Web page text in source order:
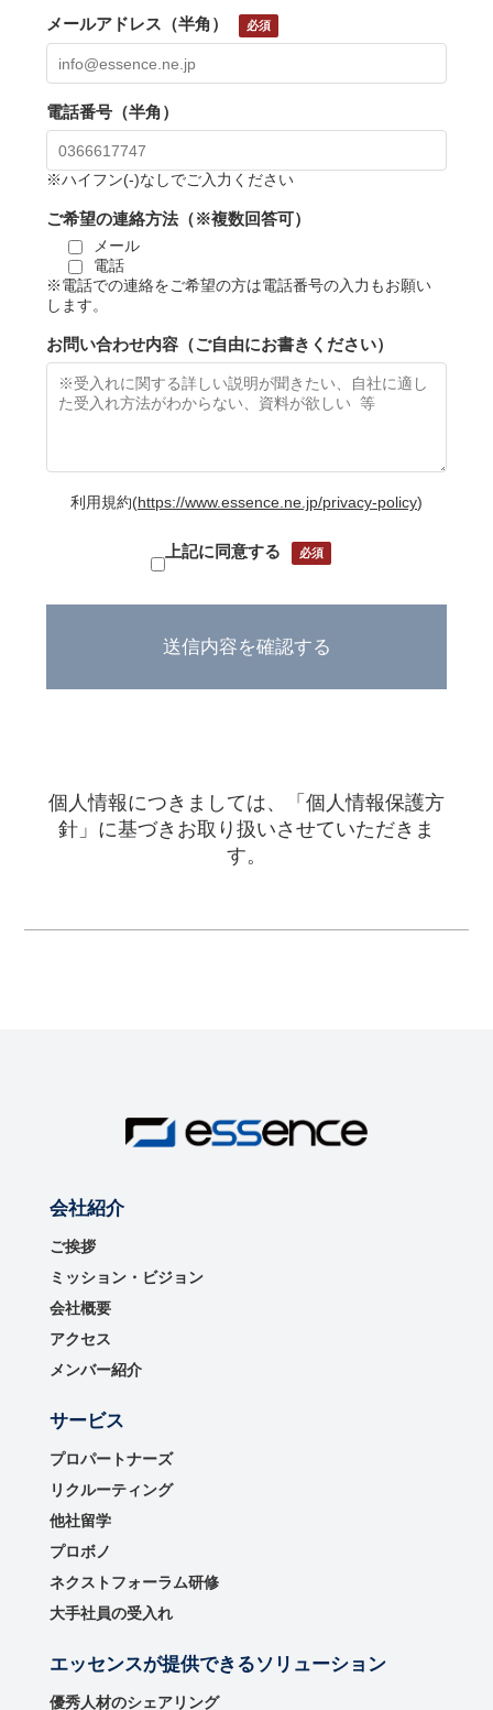
メールアドレス（半角）
電話番号（半角）
※ハイフン(-)なしでご入力ください
ご希望の連絡方法（※複数回答可）
メール
電話
※電話での連絡をご希望の方は電話番号の入力もお願い
します。
お問い合わせ内容（ご自由にお書きください）
利用規約(https://www.essence.ne.jp/privacy-policy)
上記に同意する
個人情報につきましては、「個人情報保護方
針」に基づきお取り扱いさせていただきま
す。
会社紹介
ご挨拶
ミッション・ビジョン
会社概要
アクセス
メンバー紹介
サービス
プロパートナーズ
リクルーティング
他社留学
プロボノ
ネクストフォーラム研修
大手社員の受入れ
エッセンスが提供できるソリューション
優秀⼈材のシェアリング